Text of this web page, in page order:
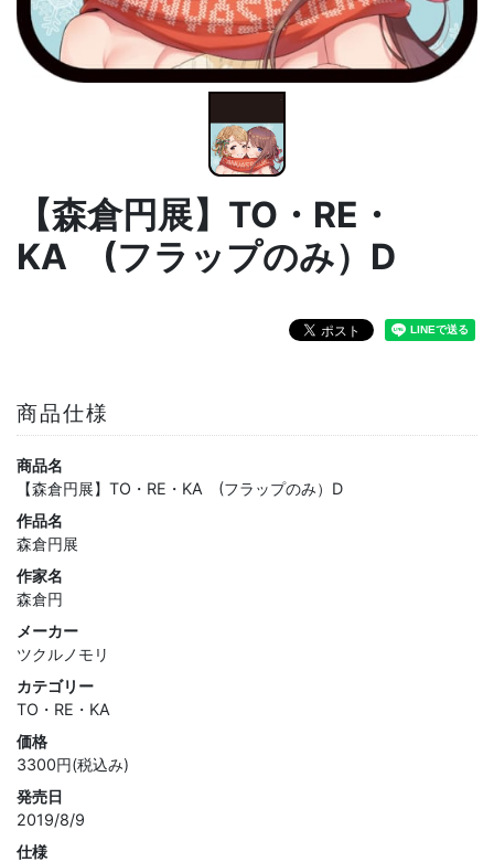
【森倉円展】TO・RE・
KA (フラップのみ）D
商品仕様
商品名
【森倉円展】TO・RE・KA (フラップのみ）D
作品名
森倉円展
作家名
森倉円
メーカー
ツクルノモリ
カテゴリー
TO・RE・KA
価格
3300円(税込み)
発売日
2019/8/9
仕様